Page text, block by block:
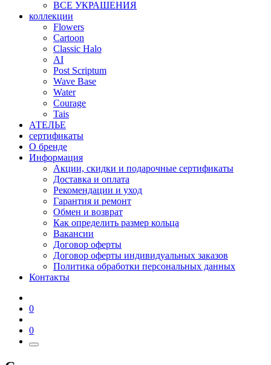
ВСЕ УКРАШЕНИЯ
коллекции
Flowers
Cartoon
Classic Halo
AI
Post Scriptum
Wave Base
Water
Courage
Tais
АТЕЛЬЕ
сертификаты
О бренде
Информация
Акции, скидки и подарочные сертификаты
Доставка и оплата
Рекомендации и уход
Гарантия и ремонт
Обмен и возврат
Как определить размер кольца
Вакансии
Договор оферты
Договор оферты индивидуальных заказов
Политика обработки персональных данных
Контакты
0
0